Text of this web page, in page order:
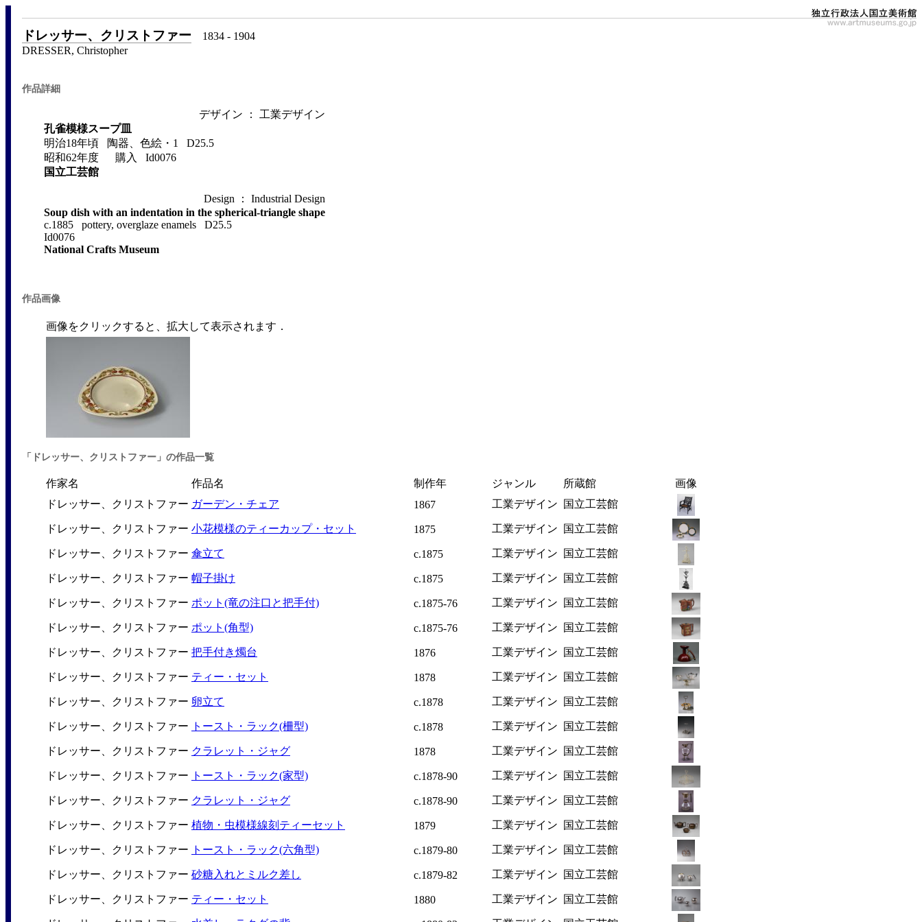
ドレッサー、クリストファー 1834 - 1904
DRESSER, Christopher
作品詳細
デザイン ： 工業デザイン
孔雀模様スープ皿
明治18年頃 陶器、色絵・1 D25.5
昭和62年度 購入 Id0076
国立工芸館
Design ： Industrial Design
Soup dish with an indentation in the spherical-triangle shape
c.1885 pottery, overglaze enamels D25.5
Id0076
National Crafts Museum
作品画像
画像をクリックすると、拡大して表示されます．
「ドレッサー、クリストファー」の作品一覧
作家名 作品名 制作年 ジャンル 所蔵館
画像
ドレッサー、クリストファー ガーデン・チェア 1867 工業デザイン 国立工芸館
ドレッサー、クリストファー 小花模様のティーカップ・セット 1875 工業デザイン 国立工芸館
ドレッサー、クリストファー 傘立て c.1875 工業デザイン 国立工芸館
ドレッサー、クリストファー 帽子掛け c.1875 工業デザイン 国立工芸館
ドレッサー、クリストファー ポット(竜の注口と把手付) c.1875-76 工業デザイン 国立工芸館
ドレッサー、クリストファー ポット(角型) c.1875-76 工業デザイン 国立工芸館
ドレッサー、クリストファー 把手付き燭台 1876 工業デザイン 国立工芸館
ドレッサー、クリストファー ティー・セット 1878 工業デザイン 国立工芸館
ドレッサー、クリストファー 卵立て c.1878 工業デザイン 国立工芸館
ドレッサー、クリストファー トースト・ラック(柵型) c.1878 工業デザイン 国立工芸館
ドレッサー、クリストファー クラレット・ジャグ 1878 工業デザイン 国立工芸館
ドレッサー、クリストファー トースト・ラック(家型) c.1878-90 工業デザイン 国立工芸館
ドレッサー、クリストファー クラレット・ジャグ c.1878-90 工業デザイン 国立工芸館
ドレッサー、クリストファー 植物・虫模様線刻ティーセット 1879 工業デザイン 国立工芸館
ドレッサー、クリストファー トースト・ラック(六角型) c.1879-80 工業デザイン 国立工芸館
ドレッサー、クリストファー 砂糖入れとミルク差し c.1879-82 工業デザイン 国立工芸館
ドレッサー、クリストファー ティー・セット 1880 工業デザイン 国立工芸館